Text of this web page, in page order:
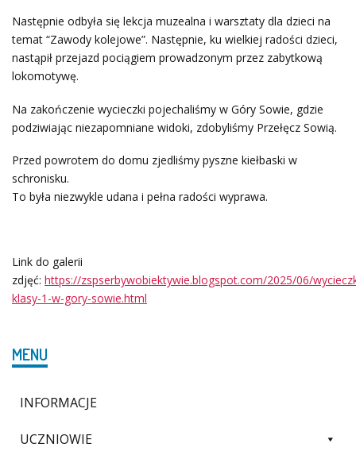
Następnie odbyła się lekcja muzealna i warsztaty dla dzieci na
temat “Zawody kolejowe”. Następnie, ku wielkiej radości dzieci,
nastąpił przejazd pociągiem prowadzonym przez zabytkową
lokomotywę.
Na zakończenie wycieczki pojechaliśmy w Góry Sowie, gdzie
podziwiając niezapomniane widoki, zdobyliśmy Przełęcz Sowią.
Przed powrotem do domu zjedliśmy pyszne kiełbaski w
schronisku.
To była niezwykle udana i pełna radości wyprawa.
Link do galerii
zdjęć: https://zspserbywobiektywie.blogspot.com/2025/06/
klasy-1-w-gory-sowie.html
MENU
INFORMACJE
UCZNIOWIE